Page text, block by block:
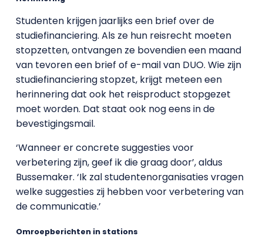
Studenten krijgen jaarlijks een brief over de
studiefinanciering. Als ze hun reisrecht moeten
stopzetten, ontvangen ze bovendien een maand
van tevoren een brief of e-mail van DUO. Wie zijn
studiefinanciering stopzet, krijgt meteen een
herinnering dat ook het reisproduct stopgezet
moet worden. Dat staat ook nog eens in de
bevestigingsmail.
‘Wanneer er concrete suggesties voor
verbetering zijn, geef ik die graag door’, aldus
Bussemaker. ‘Ik zal studentenorganisaties vragen
welke suggesties zij hebben voor verbetering van
de communicatie.’
Omroepberichten in stations